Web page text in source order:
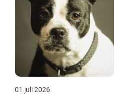
01 juli 2026